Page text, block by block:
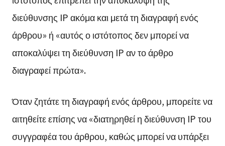
διεύθυνσης IP ακόμα και μετά τη διαγραφή ενός
άρθρου» ή «αυτός ο ιστότοπος δεν μπορεί να
αποκαλύψει τη διεύθυνση IP αν το άρθρο
διαγραφεί πρώτα».
Όταν ζητάτε τη διαγραφή ενός άρθρου, μπορείτε να
αιτηθείτε επίσης να «διατηρηθεί η διεύθυνση IP του
συγγραφέα του άρθρου, καθώς μπορεί να υπάρξει